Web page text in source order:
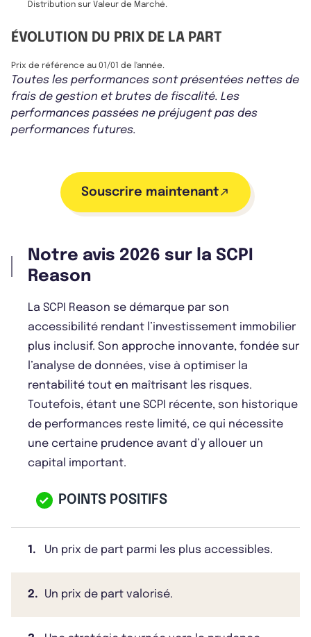
Distribution sur Valeur de Marché.
ÉVOLUTION DU PRIX DE LA PART
Prix de référence au 01/01 de l'année.
Toutes les performances sont présentées nettes de
frais de gestion et brutes de fiscalité. Les
performances passées ne préjugent pas des
performances futures.
Souscrire maintenant
Notre avis 2026 sur la SCPI
Reason
La SCPI Reason se démarque par son
accessibilité rendant l’investissement immobilier
plus inclusif. Son approche innovante, fondée sur
l’analyse de données, vise à optimiser la
rentabilité tout en maîtrisant les risques.
Toutefois, étant une SCPI récente, son historique
de performances reste limité, ce qui nécessite
une certaine prudence avant d’y allouer un
capital important.
POINTS POSITIFS
1. Un prix de part parmi les plus accessibles.
2. Un prix de part valorisé.